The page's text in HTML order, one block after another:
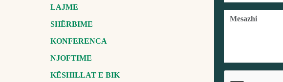
LAJME
SHËRBIME
KONFERENCA
NJOFTIME
KËSHILLAT E BIK